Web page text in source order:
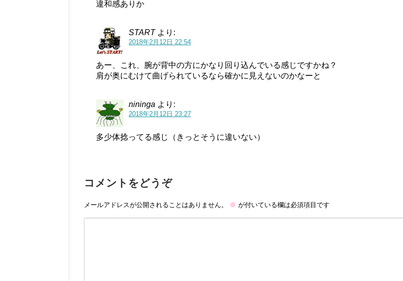
違和感ありか
START より:
2018年2月12日 22:54
あー、これ、腕が背中の方にかなり回り込んでいる感じですかね？
肩が奥にむけて曲げられているなら確かに見えないのかなーと
nininga より:
2018年2月12日 23:27
多少体捻ってる感じ（きっとそうに違いない）
コメントをどうぞ
メールアドレスが公開されることはありません。 ※ が付いている欄は必須項目です